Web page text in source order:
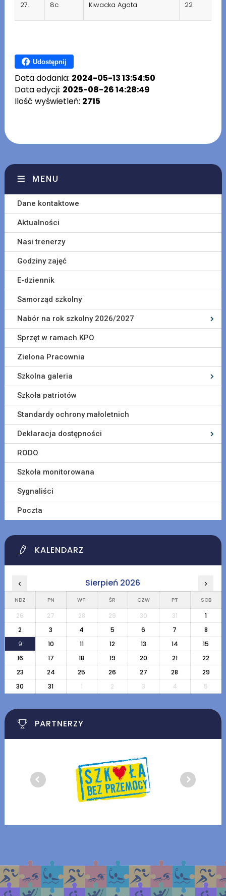
27. 8c Kiwacka Agata 22
Udostępnij
Data dodania: 2024-05-13 13:54:50
Data edycji: 2025-08-26 14:28:49
Ilość wyświetleń: 2715
MENU
Dane kontaktowe
Aktualności
Nasi trenerzy
Godziny zajęć
E-dziennik
Samorząd szkolny
Nabór na rok szkolny 2026/2027
Sprzęt w ramach KPO
Zielona Pracownia
Szkolna galeria
Szkoła patriotów
Standardy ochrony małoletnich
Deklaracja dostępności
RODO
Szkoła monitorowana
Sygnaliści
Poczta
KALENDARZ
‹ Sierpień 2026 ›
NDZ PN WT ŚR CZW PT SOB
26 27 28 29 30 31
1
2
3 4 5 6 7
8
9
10 11 12 13 14
15
16
17 18 19 20 21
22
23
24 25 26 27 28
29
30
31 1 2 3 4 5
PARTNERZY